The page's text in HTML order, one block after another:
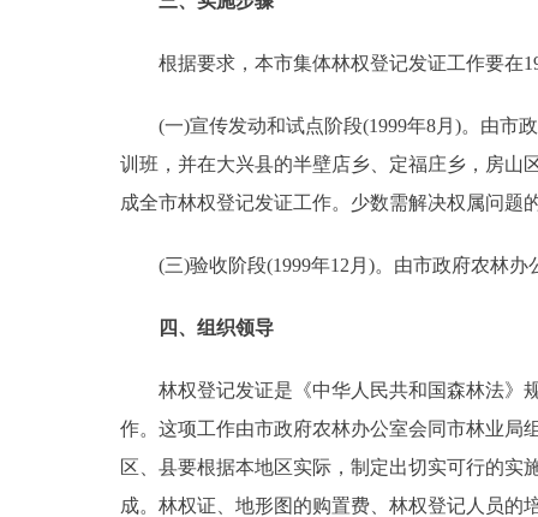
根据要求，本市集体林权登记发证工作要在
(一)宣传发动和试点阶段(1999年8月)。由市政
训班，并在大兴县的半壁店乡、定福庄乡，房山
成全市林权登记发证工作。少数需解决权属问题
(三)验收阶段(1999年12月)。由市政府农林办
四、组织领导
林权登记发证是《中华人民共和国森林法》规
作。这项工作由市政府农林办公室会同市林业局
区、县要根据本地区实际，制定出切实可行的
成。林权证、地形图的购置费、林权登记人员的